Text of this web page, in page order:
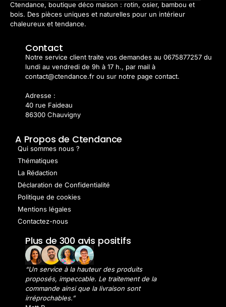
Ctendance, boutique déco maison : rotin, osier, bambou et
bois. Des pièces uniques et naturelles pour un intérieur
chaleureux et tendance.
Contact
Notre service client traite vos demandes au 0675877257 du
lundi au vendredi de 9h à 17 h., par mail à
contact@ctendance.fr ou sur notre page contact.
Adresse :
40 rue Faideau
86300 Chauvigny
A Propos de Ctendance
Qui sommes nous ?
Thématiques
La Rédaction
Déclaration de Confidentialité
Politique de cookies
Mentions légales
Contactez-nous
Plus de 300 avis positifs
“Un service à la hauteur des produits
proposés, impeccable. Le traitement de la
commande ainsi que la livraison sont
irréprochables.”